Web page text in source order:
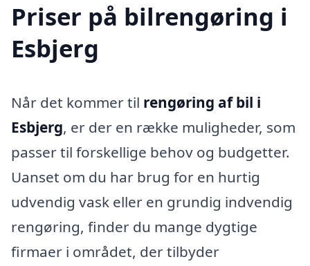
Priser på bilrengøring i
Esbjerg
Når det kommer til rengøring af bil i
Esbjerg, er der en række muligheder, som
passer til forskellige behov og budgetter.
Uanset om du har brug for en hurtig
udvendig vask eller en grundig indvendig
rengøring, finder du mange dygtige
firmaer i området, der tilbyder